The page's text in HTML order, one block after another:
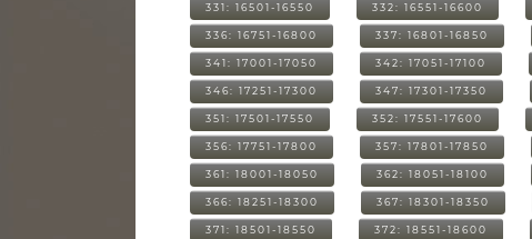
331: 16501-16550 332: 16551-16600
336: 16751-16800 337: 16801-16850
341: 17001-17050 342: 17051-17100
346: 17251-17300 347: 17301-17350
351: 17501-17550 352: 17551-17600
356: 17751-17800 357: 17801-17850
361: 18001-18050 362: 18051-18100
366: 18251-18300 367: 18301-18350
371: 18501-18550 372: 18551-18600